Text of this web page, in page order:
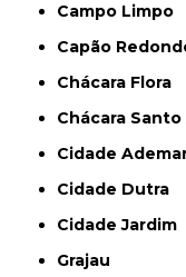
Campo Limpo
Capão
Chácara Flora
Chácara
Cidade
Cidade Dutra
Cidade Jardim
Grajau